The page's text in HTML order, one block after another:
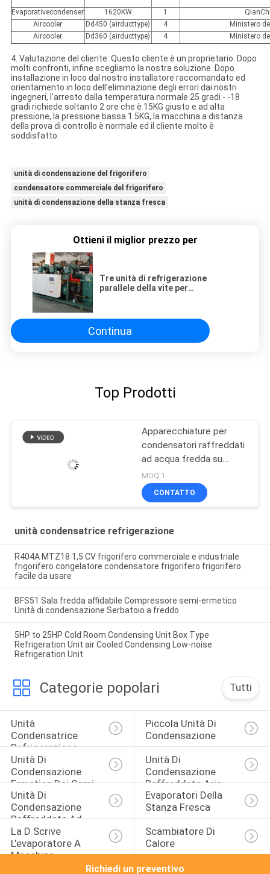
Evaporativecondenser 1620KW 1
Aircooler
Dd450 (airducttype) 4
Ministero
Aircooler
Dd360 (airducttype) 4 Ministero
4. Valutazione del cliente: Questo cliente è un proprietario. Dopo
molti confronti, infine scegliamo la nostra soluzione. Dopo
installazione in loco dal nostro installatore raccomandato ed
orientamento in loco dell'eliminazione degli errori dai nostri
ingegneri, l'arresto dalla temperatura normale 25 gradi - -18
gradi richiede soltanto 2 ore che è 15KG giusto e ad alta
pressione, la pressione bassa 1.5KG, la macchina a distanza
della prova di controllo è normale ed il cliente molto è
soddisfatto.
unità di condensazione del frigorifero
condensatore commerciale del frigorifero
unità di condensazione della stanza fresca
Ottieni il miglior prezzo per
Tre unità di refrigerazione
parallele della vite per
Continua
Top Prodotti
Apparecchiature per
condensatori raffreddati
ad acqua fredda su
misura
MOQ:1
CONTATTO
unità condensatrice refrigerazione
R404A MTZ18 1,5 CV frigorifero commerciale e industriale
frigorifero congelatore condensatore frigorifero frigorifero
facile da usare
BFS51 Sala fredda affidabile Compressore semi-ermetico
Unità di condensazione Serbatoio a freddo
5HP to 25HP Cold Room Condensing Unit Box Type
Refrigeration Unit air Cooled Condensing Low-noise
Refrigeration Unit
Categorie popolari Tutti
Unità
Condensatrice
Refrigerazione
Piccola Unità Di
Condensazione
Unità Di
Condensazione
Ermetica Dei Semi
Unità Di
Condensazione
Raffreddata Aria
Unità Di
Condensazione
Raffreddate Ad
Acqua
Evaporatori Della
Stanza Fresca
La D Scrive
L'evaporatore A
Macchina
Scambiatore Di
Calore
Richiedi un preventivo